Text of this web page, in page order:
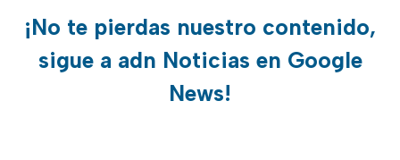
¡No te pierdas nuestro contenido,
sigue a adn Noticias en Google
News!